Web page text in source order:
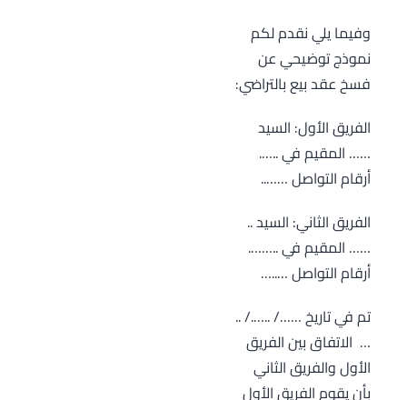
وفيما يلي نقدم لكم
نموذج توضيحي عن
فسخ عقد بيع بالتراضي:
الفريق الأول: السيد
…… المقيم في ..….
أرقام التواصل ……..
الفريق الثاني: السيد ..
…… المقيم في ..…….
أرقام التواصل …..…
تم في تاريخ ……/ ..…./ ..
… الاتفاق بين الفريق
الأول والفريق الثاني
بأن يقوم الفريق الأول